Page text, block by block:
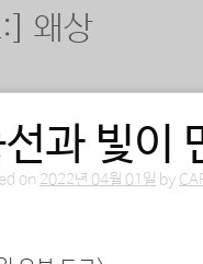
왜상
내비게이션
과 빛이
on 2022년 04월 01일 by